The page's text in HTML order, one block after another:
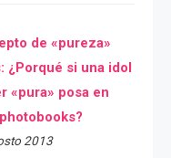
de «pureza»
¿Porqué si una idol
«pura» posa en
2013